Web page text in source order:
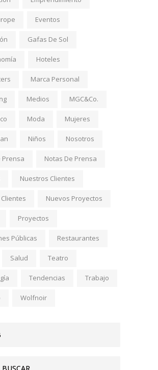
Eventos
Gafas De Sol
Hoteles
Marca Personal
Medios MGC&Co.
Moda Mujeres
Niños Nosotros
Prensa Notas De Prensa
Nuestros Clientes
Nuevos Proyectos
Proyectos
Públicas Restaurantes
Salud Teatro
Tendencias Trabajo
Wolfnoir